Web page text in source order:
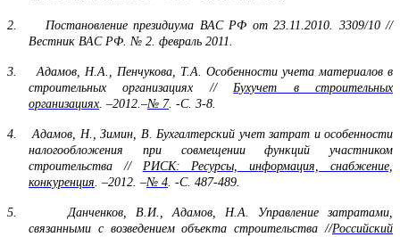
2.
Постановление президиума ВАС РФ от 23.11.2010. 3309/10 //
Вестник ВАС РФ. № 2. февраль 2011.
3.
Адамов, Н.А., Пенчукова, Т.А. Особенности учета материалов в
строительных организациях //Бухучет в строительных
организациях. –2012.–№ 7. -С. 3-8.
4.
Адамов, Н., Зимин, В. Бухгалтерский учет затрат и особенности
налогообложения при совмещении функций участником
строительства // РИСК: Ресурсы, информация, снабжение,
конкуренция. –2012. –№ 4. -С. 487-489.
5.
Данченков, В.И., Адамов, Н.А. Управление затратами,
связанными с возведением объекта строительства //Российский